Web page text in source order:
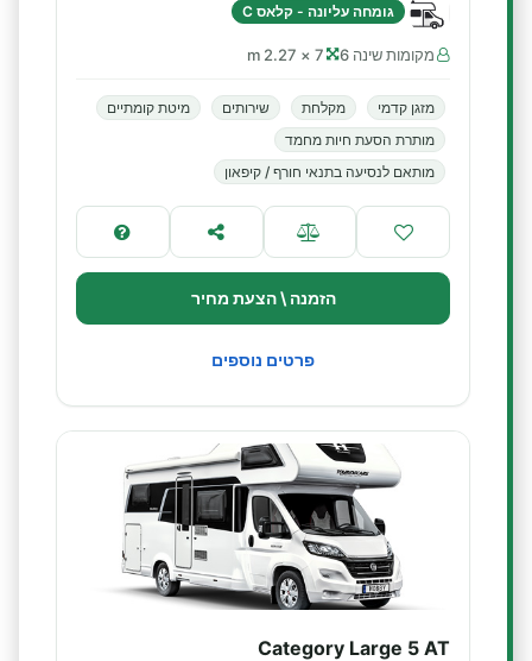
גומחה עליונה - קלאס C
מקומות שינה 6 7 × 2.27 m
מזגן קדמי מקלחת שירותים
מיטת קומתיים
מותרת הסעת חיות מחמד
מותאם לנסיעה בתנאי חורף / קיפאון
הזמנה \ הצעת מחיר
פרטים נוספים
Category Large 5 AT